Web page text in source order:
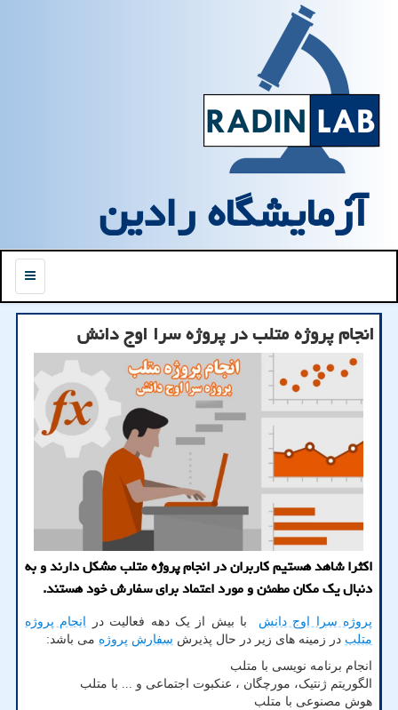
آزمایشگاه رادین
منو
انجام پروژه متلب در پروژه سرا اوج دانش
اكثرا شاهد هستیم كاربران در انجام پروژه متلب مشكل دارند و به
دنبال یك مكان مطمئن و مورد اعتماد برای سفارش خود هستند.
پروژه سرا اوج دانش با بیش از یک دهه فعالیت در
انجام پروژه
متلب در زمینه های زیر در حال پذیرش سفارش پروژه می باشد:
انجام برنامه نویسی با متلب
الگوریتم ژنتیک، مورچگان ، عنکبوت اجتماعی و ... با متلب
هوش مصنوعی با متلب